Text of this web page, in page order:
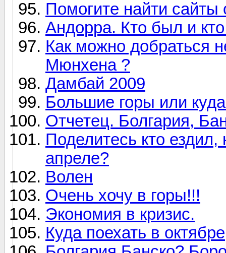
Помогите найти сайты
Андорра. Кто был и
Как можно добраться
Мюнхена ?
Дамбай 2009
Большие горы или
Отчетец. Болгария,
Поделитесь кто
апреле?
Волен
Очень хочу в горы!!!
Экономия в кризис.
Куда поехать в октябре